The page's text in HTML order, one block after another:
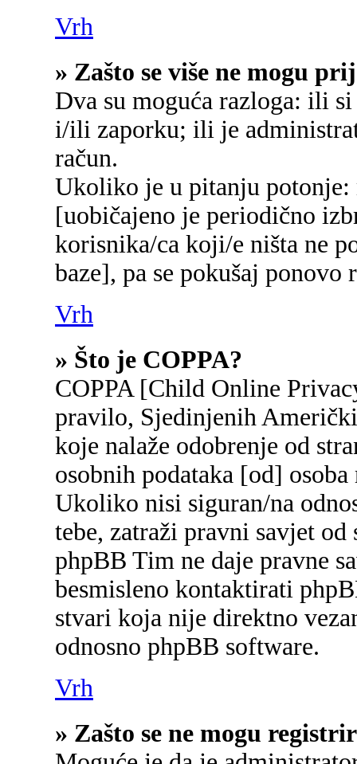
Vrh
» Zašto se više ne mogu
Dva su moguća razloga: ili
i/ili zaporku; ili je
račun.
Ukoliko je u pitanju potonje:
[uobičajeno je periodično
korisnika/ca koji/e ništa ne
baze], pa se pokušaj ponovo
Vrh
» Što je COPPA?
COPPA [Child Online
pravilo, Sjedinjenih
koje nalaže odobrenje od
osobnih podataka [od]
Ukoliko nisi siguran/na
tebe, zatraži pravni savjet od
phpBB Tim ne daje pravne
besmisleno kontaktirati
stvari koja nije direktno
odnosno phpBB software.
Vrh
» Zašto se ne mogu